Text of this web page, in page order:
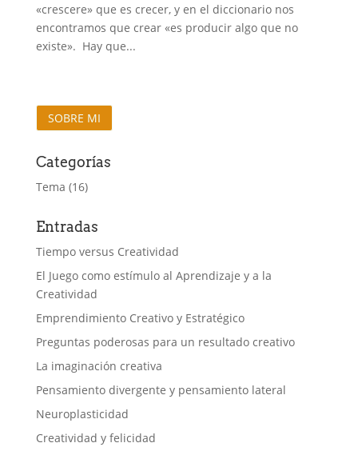
«crescere» que es crecer, y en el diccionario nos
encontramos que crear «es producir algo que no
existe». Hay que...
SOBRE MI
Categorías
Tema (16)
Entradas
Tiempo versus Creatividad
El Juego como estímulo al Aprendizaje y a la
Creatividad
Emprendimiento Creativo y Estratégico
Preguntas poderosas para un resultado creativo
La imaginación creativa
Pensamiento divergente y pensamiento lateral
Neuroplasticidad
Creatividad y felicidad